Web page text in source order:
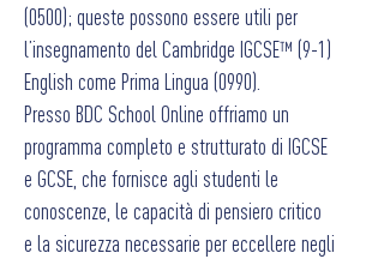
(0500); queste possono essere utili per
l’insegnamento del Cambridge IGCSE™ (9-1)
English come Prima Lingua (0990).
Presso BDC School Online offriamo un
programma completo e strutturato di IGCSE
e GCSE, che fornisce agli studenti le
conoscenze, le capacità di pensiero critico
e la sicurezza necessarie per eccellere negli